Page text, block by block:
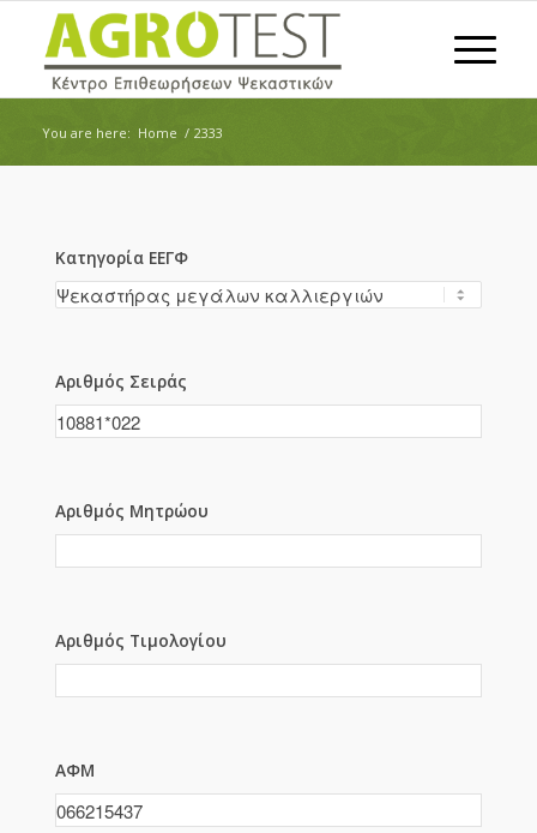
You are here: Home / 2333
Κατηγορία ΕΕΓΦ
Αριθμός Σειράς
Αριθμός Μητρώου
Αριθμός Τιμολογίου
ΑΦΜ